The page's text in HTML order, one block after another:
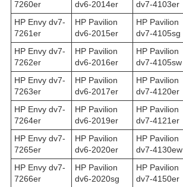
7260er
dv6-2014er
dv7-4103er
HP Envy dv7-
7261er
HP Pavilion
dv6-2015er
HP Pavilion
dv7-4105sg
HP Envy dv7-
7262er
HP Pavilion
dv6-2016er
HP Pavilion
dv7-4105sw
HP Envy dv7-
7263er
HP Pavilion
dv6-2017er
HP Pavilion
dv7-4120er
HP Envy dv7-
7264er
HP Pavilion
dv6-2019er
HP Pavilion
dv7-4121er
HP Envy dv7-
7265er
HP Pavilion
dv6-2020er
HP Pavilion
dv7-4130ew
HP Envy dv7-
7266er
HP Pavilion
dv6-2020sg
HP Pavilion
dv7-4150er